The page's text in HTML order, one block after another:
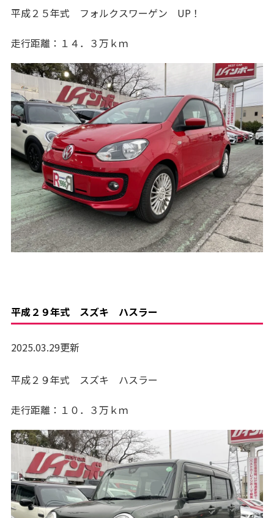
平成２５年式 フォルクスワーゲン UP！
走行距離：１４．３万ｋｍ
平成２９年式 スズキ ハスラー
2025.03.29更新
平成２９年式 スズキ ハスラー
走行距離：１０．３万ｋｍ